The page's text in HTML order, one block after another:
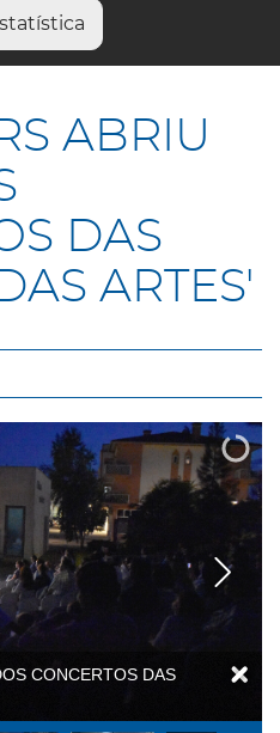
CONCERTOS DAS
ABRIU
DAS
ARTES'
CONCERTOS DAS